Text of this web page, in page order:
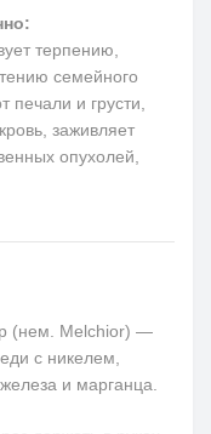
терпению,
семейного
печали и грусти,
заживляет
опухолей,
(нем. Melchior) —
с никелем,
и марганца.